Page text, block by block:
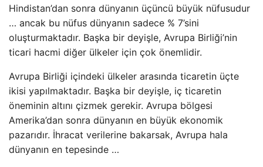
Hindistan’dan sonra dünyanın üçüncü büyük nüfusudur
… ancak bu nüfus dünyanın sadece % 7’sini
oluşturmaktadır. Başka bir deyişle, Avrupa Birliği’nin
ticari hacmi diğer ülkeler için çok önemlidir.
Avrupa Birliği içindeki ülkeler arasında ticaretin üçte
ikisi yapılmaktadır. Başka bir deyişle, iç ticaretin
öneminin altını çizmek gerekir. Avrupa bölgesi
Amerika’dan sonra dünyanın en büyük ekonomik
pazarıdır. İhracat verilerine bakarsak, Avrupa hala
dünyanın en tepesinde …